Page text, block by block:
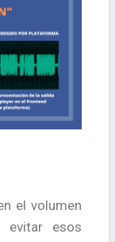
el volumen
evitar esos